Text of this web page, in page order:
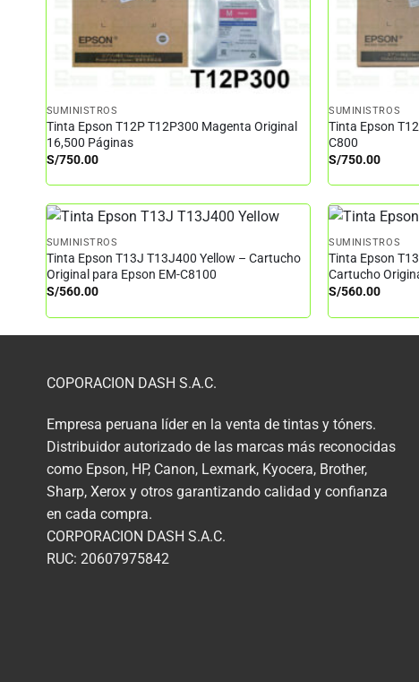
SUMINISTROS
Tinta Epson T12P T12P300 Magenta Original
16,500 Páginas
S/750.00
SUMINISTROS
Tinta Epson
C800
S/750.00
SUMINISTROS
Tinta Epson T13J T13J400 Yellow – Cartucho
Original para Epson EM-C8100
S/560.00
SUMINISTROS
Tinta Epson
Cartucho
S/560.00
COPORACION DASH S.A.C.
Empresa peruana líder en la venta de tintas y tóners.
Distribuidor autorizado de las marcas más reconocidas
como Epson, HP, Canon, Lexmark, Kyocera, Brother,
Sharp, Xerox y otros garantizando calidad y confianza
en cada compra.
CORPORACION DASH S.A.C.
RUC: 20607975842